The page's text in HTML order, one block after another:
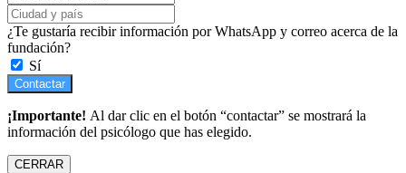
¿Te gustaría recibir información por WhatsApp y correo acerca de la
fundación?
Sí
Contactar
¡Importante! Al dar clic en el botón “contactar” se mostrará la
información del psicólogo que has elegido.
CERRAR